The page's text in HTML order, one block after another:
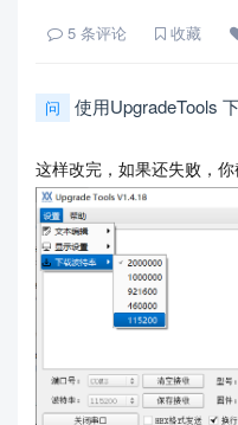
5 条评论 收藏
问 使用UpgradeTools
这样改完，如果还失败，